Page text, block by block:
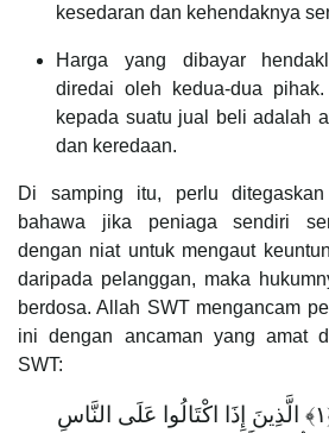
kesedaran dan kehendaknya
Harga yang dibayar
diredai oleh kedua-dua
kepada suatu jual beli adalah
dan keredaan.
Di samping itu, perlu
bahawa jika peniaga sendiri
dengan niat untuk mengaut
daripada pelanggan, maka
berdosa. Allah SWT mengancam
ini dengan ancaman yang amat
SWT:
وَيْلٌ لِّلْمُطَفِّفِينَ ‎﴿١﴾‏ الَّذِينَ إِذَا اكْتَالُوا عَلَى النَّاسِ